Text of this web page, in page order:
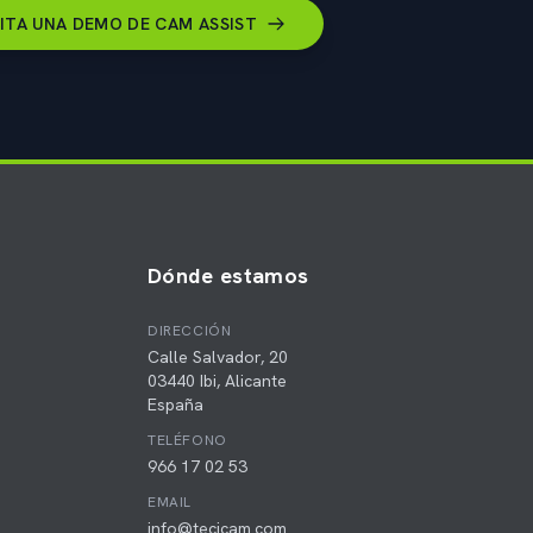
UNA DEMO DE CAM ASSIST
Dónde estamos
DIRECCIÓN
Calle Salvador, 20
03440 Ibi, Alicante
España
TELÉFONO
966 17 02 53
EMAIL
info@tecicam.com